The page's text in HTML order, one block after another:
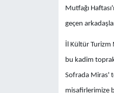
Mutfağı
geçen
İl Kültür
bu kadim
Sofrada Miras'
misafirlerimize